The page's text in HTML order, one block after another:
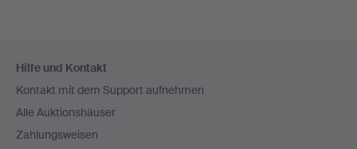
Navigation
Hilfe und Kontakt
Kontakt mit dem Support aufnehmen
Alle Auktionshäuser
Zahlungsweisen